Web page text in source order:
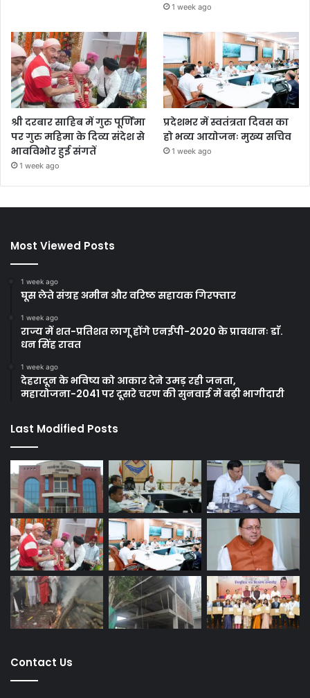
1 week ago
श्री दरबार साहिब में गुरु पूर्णिमा
पर गुरु महिमा के दिव्य संदेश से
भावविभोर हुई संगतें
1 week ago
प्रदेशभर में स्वतंत्रता दिवस का
हो भव्य आयोजनः मुख्य सचिव
1 week ago
Most Viewed Posts
1 week ago
घूस लेते संग्रह अमीन और वरिष्ठ सहायक गिरफ्तार
1 week ago
राज्य में शत-प्रतिशत लागू होंगे एनईपी-2020 के प्रावधानः डाॅ.
धन सिंह रावत
1 week ago
देहरादून के भविष्य को आकार देने उमड़ रही जनता,
महायोजना-2041 पर दूसरे चरण की सुनवाई में बढ़ी भागीदारी
Last Modified Posts
Contact Us